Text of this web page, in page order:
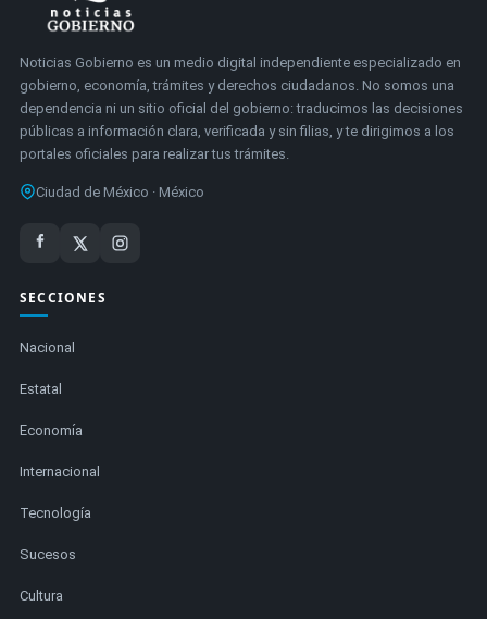
Noticias Gobierno es un medio digital independiente especializado en
gobierno, economía, trámites y derechos ciudadanos. No somos una
dependencia ni un sitio oficial del gobierno: traducimos las decisiones
públicas a información clara, verificada y sin filias, y te dirigimos a los
portales oficiales para realizar tus trámites.
Ciudad de México · México
SECCIONES
Nacional
Estatal
Economía
Internacional
Tecnología
Sucesos
Cultura